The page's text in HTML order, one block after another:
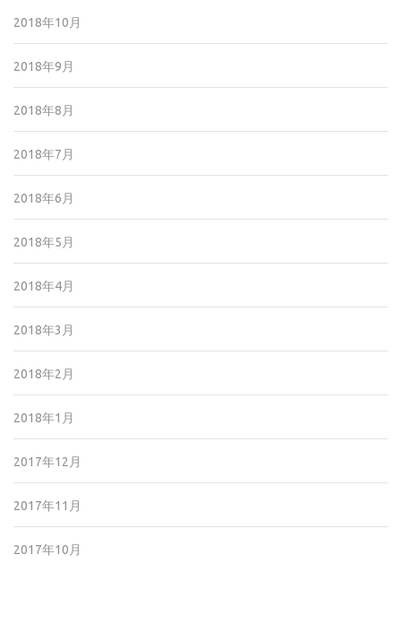
2018年10月
2018年9月
2018年8月
2018年7月
2018年6月
2018年5月
2018年4月
2018年3月
2018年2月
2018年1月
2017年12月
2017年11月
2017年10月